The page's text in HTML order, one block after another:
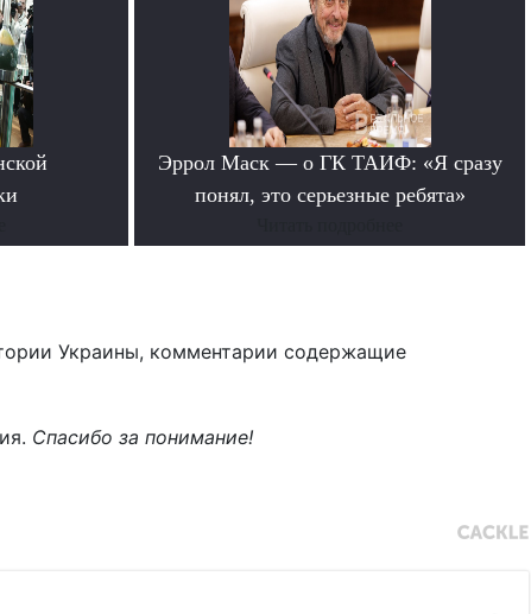
Эррол Маск — о ГК ТАИФ: «Я сразу
понял, это серьезные ребята»
Украины, комментарии содержащие
Спасибо за понимание!